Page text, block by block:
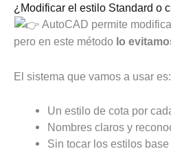
¿Modificar el estilo Standard o
AutoCAD permite
pero en este método lo
El sistema que vamos a usar es:
Un estilo de cota por
Nombres claros y
Sin tocar los estilos